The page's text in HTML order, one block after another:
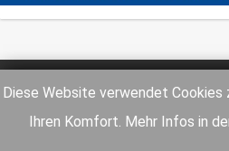
Diese Website verwendet Cookies
Ihren Komfort. Mehr Infos in